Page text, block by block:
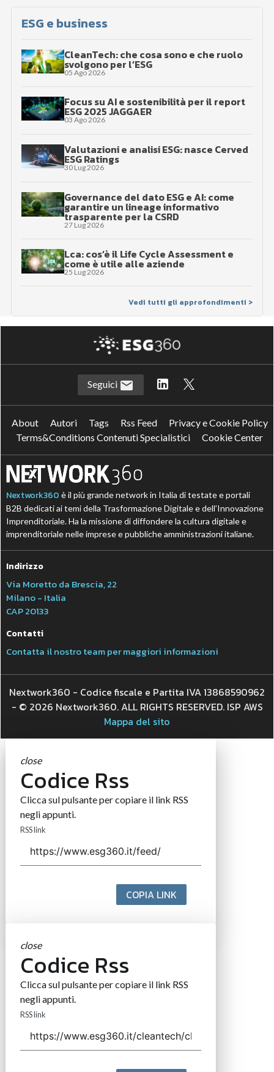
ESG e business
CleanTech: che cosa sono e che ruolo
svolgono per l’ESG
05 Ago 2026
Focus su AI e sostenibilità per il report
ESG 2025 JAGGAER
03 Ago 2026
Valutazioni e analisi ESG: nasce Cerved
ESG Ratings
30 Lug 2026
Governance del dato ESG e AI: come
garantire un lineage informativo
trasparente per la CSRD
27 Lug 2026
Lca: cos’è il Life Cycle Assessment e
come è utile alle aziende
25 Lug 2026
Vedi tutti gli approfondimenti >
Seguici
About Autori Tags Rss Feed
Privacy e Cookie Policy
Terms&Conditions Contenuti Specialistici
Cookie Center
Nextwork360 è il più grande network in Italia di testate e portali
B2B dedicati ai temi della Trasformazione Digitale e dell’Innovazione
Imprenditoriale. Ha la missione di diffondere la cultura digitale e
imprenditoriale nelle imprese e pubbliche amministrazioni italiane.
Indirizzo
Via Moretto da Brescia, 22
Milano - Italia
CAP 20133
Contatti
Contatta il nostro team per maggiori informazioni
Nextwork360 - Codice fiscale e Partita IVA 13868590962
- © 2026 Nextwork360. ALL RIGHTS RESERVED. ISP AWS
Mappa del sito
close
Codice Rss
Clicca sul pulsante per copiare il link RSS
negli appunti.
RSS link
COPIA LINK
close
Codice Rss
Clicca sul pulsante per copiare il link RSS
negli appunti.
RSS link